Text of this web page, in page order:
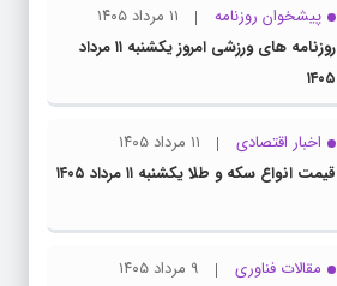
پیشخوان روزنامه
۱۱ مرداد ۱۴۰۵
روزنامه های ورزشی امروز یکشنبه ۱۱ مرداد
۱۴۰۵
اخبار اقتصادی
۱۱ مرداد ۱۴۰۵
قیمت انواع سکه و طلا یکشنبه ۱۱ مرداد ۱۴۰۵
مقالات فناوری
۹ مرداد ۱۴۰۵